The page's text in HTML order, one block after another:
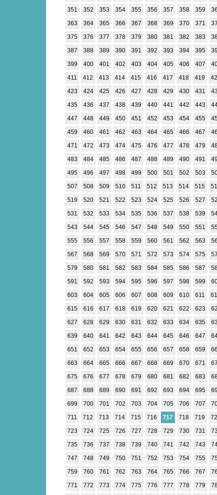
351
352 353 354 355 356 357 358 359
363
364 365 366 367 368 369 370 371
375
376 377 378 379 380 381 382 383
387
388 389 390 391 392 393 394 395
399
400 401 402 403 404 405 406 407
411
412 413 414 415 416 417 418 419
423
424 425 426 427 428 429 430 431
435
436 437 438 439 440 441 442 443
447
448 449 450 451 452 453 454 455
459
460 461 462 463 464 465 466 467
471
472 473 474 475 476 477 478 479
483
484 485 486 487 488 489 490 491
495
496 497 498 499 500 501 502 503
507
508 509 510 511 512 513 514 515
519
520 521 522 523 524 525 526 527
531
532 533 534 535 536 537 538 539
543
544 545 546 547 548 549 550 551
555
556 557 558 559 560 561 562 563
567
568 569 570 571 572 573 574 575
579
580 581 582 583 584 585 586 587
591
592 593 594 595 596 597 598 599
603
604 605 606 607 608 609 610 611
615
616 617 618 619 620 621 622 623
627
628 629 630 631 632 633 634 635
639
640 641 642 643 644 645 646 647
651
652 653 654 655 656 657 658 659
663
664 665 666 667 668 669 670 671
675
676 677 678 679 680 681 682 683
687
688 689 690 691 692 693 694 695
699
700 701 702 703 704 705 706 707
711
712 713 714 715 716 717 718 719
723
724 725 726 727 728 729 730 731
735
736 737 738 739 740 741 742 743
747
748 749 750 751 752 753 754 755
759
760 761 762 763 764 765 766 767
771
772 773 774 775 776 777 778 779